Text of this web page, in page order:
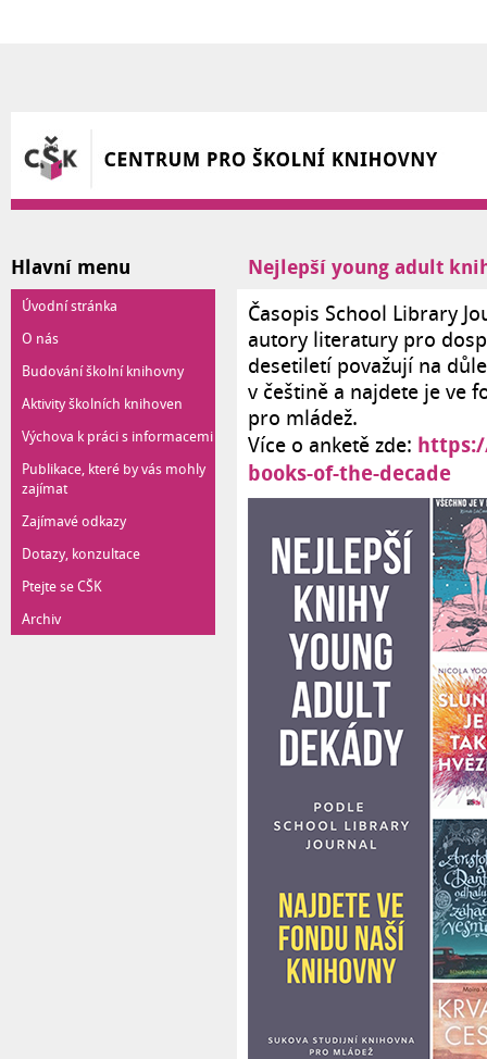
Hlavní menu
Úvodní stránka
O nás
Budování školní knihovny
Aktivity školních knihoven
Výchova k práci s informacemi
Publikace, které by vás mohly
zajímat
Zajímavé odkazy
Dotazy, konzultace
Ptejte se CŠK
Archiv
Nejlepší young adult
Časopis School Library
autory literatury pro
desetiletí považují na
v češtině a najdete je ve
pro mládež.
Více o anketě zde:
books-of-the-decade